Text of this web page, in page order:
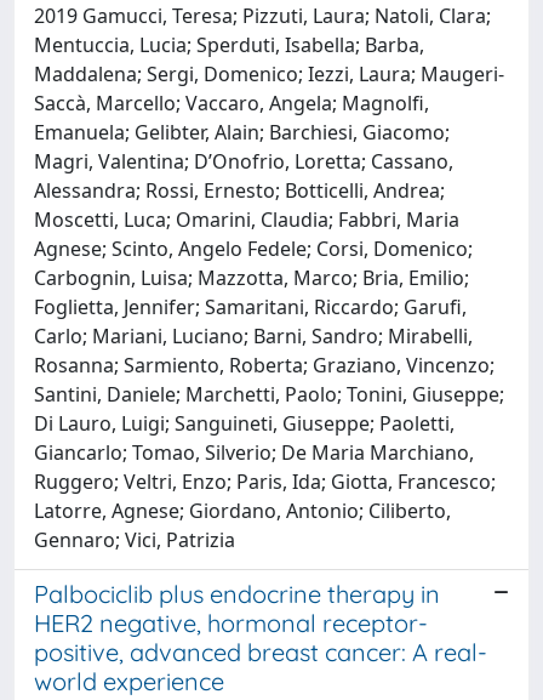
2019 Gamucci, Teresa; Pizzuti, Laura; Natoli, Clara;
Mentuccia, Lucia; Sperduti, Isabella; Barba,
Maddalena; Sergi, Domenico; Iezzi, Laura; Maugeri-
Saccà, Marcello; Vaccaro, Angela; Magnolfi,
Emanuela; Gelibter, Alain; Barchiesi, Giacomo;
Magri, Valentina; D’Onofrio, Loretta; Cassano,
Alessandra; Rossi, Ernesto; Botticelli, Andrea;
Moscetti, Luca; Omarini, Claudia; Fabbri, Maria
Agnese; Scinto, Angelo Fedele; Corsi, Domenico;
Carbognin, Luisa; Mazzotta, Marco; Bria, Emilio;
Foglietta, Jennifer; Samaritani, Riccardo; Garufi,
Carlo; Mariani, Luciano; Barni, Sandro; Mirabelli,
Rosanna; Sarmiento, Roberta; Graziano, Vincenzo;
Santini, Daniele; Marchetti, Paolo; Tonini, Giuseppe;
Di Lauro, Luigi; Sanguineti, Giuseppe; Paoletti,
Giancarlo; Tomao, Silverio; De Maria Marchiano,
Ruggero; Veltri, Enzo; Paris, Ida; Giotta, Francesco;
Latorre, Agnese; Giordano, Antonio; Ciliberto,
Gennaro; Vici, Patrizia
Palbociclib plus endocrine therapy in
HER2 negative, hormonal receptor-
positive, advanced breast cancer: A real-
world experience